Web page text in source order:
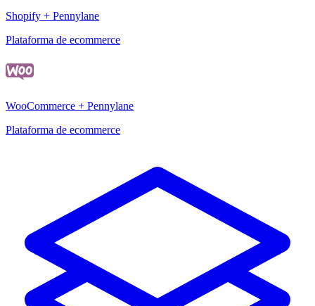
Shopify + Pennylane
Plataforma de ecommerce
WooCommerce + Pennylane
Plataforma de ecommerce